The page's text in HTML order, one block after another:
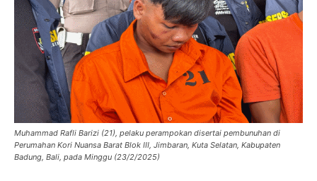
Muhammad Rafli Barizi (21), pelaku perampokan disertai pembunuhan di
Perumahan Kori Nuansa Barat Blok III, Jimbaran, Kuta Selatan, Kabupaten
Badung, Bali, pada Minggu (23/2/2025)